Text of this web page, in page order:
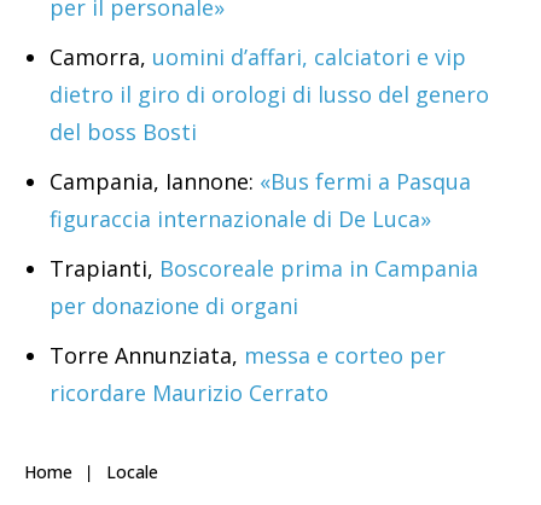
per il personale»
Camorra, uomini d’affari, calciatori e vip
dietro il giro di orologi di lusso del genero
del boss Bosti
Campania, Iannone: «Bus fermi a Pasqua
figuraccia internazionale di De Luca»
Trapianti, Boscoreale prima in Campania
per donazione di organi
Torre Annunziata, messa e corteo per
ricordare Maurizio Cerrato
Home Locale